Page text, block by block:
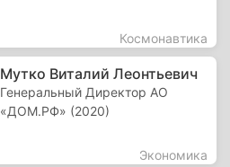
Космонавтика
Мутко Виталий Леонтьевич
Генеральный Директор АО
«ДОМ.РФ» (2020)
Экономика